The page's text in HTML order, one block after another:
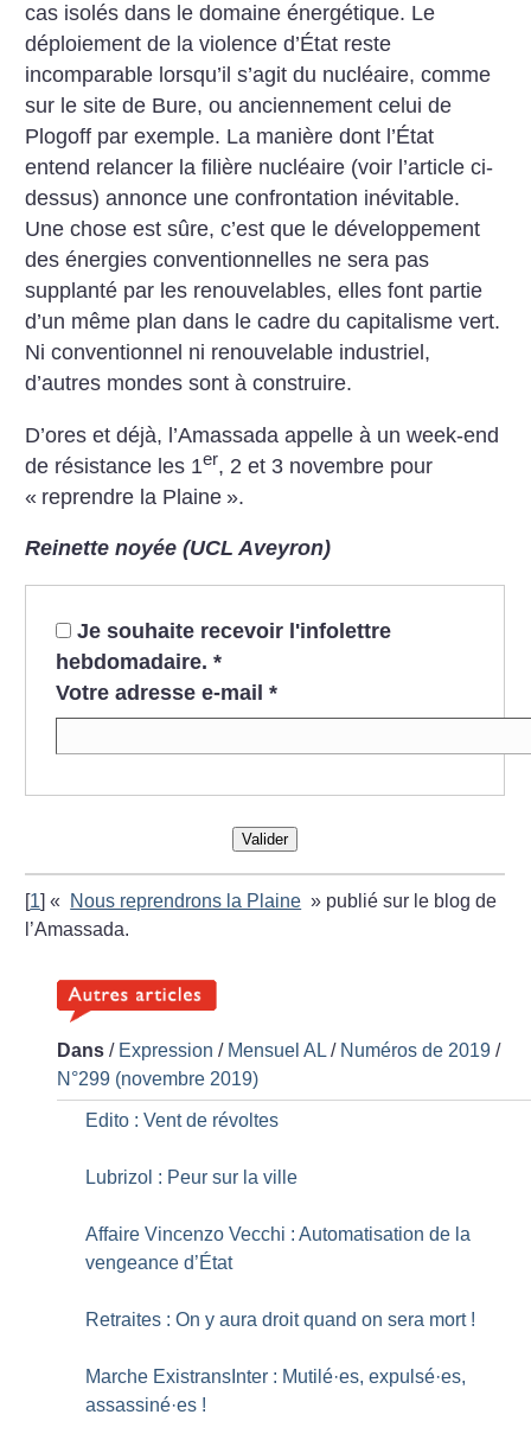
cas isolés dans le domaine énergétique. Le
déploiement de la violence d’État reste
incomparable lorsqu’il s’agit du nucléaire, comme
sur le site de Bure, ou anciennement celui de
Plogoff par exemple. La manière dont l’État
entend relancer la filière nucléaire (voir l’article ci-
dessus) annonce une confrontation inévitable.
Une chose est sûre, c’est que le développement
des énergies conventionnelles ne sera pas
supplanté par les renouvelables, elles font partie
d’un même plan dans le cadre du capitalisme vert.
Ni conventionnel ni renouvelable industriel,
d’autres mondes sont à construire.
D’ores et déjà, l’Amassada appelle à un week-end
de résistance les 1er, 2 et 3 novembre pour
« reprendre la Plaine ».
Reinette noyée (UCL Aveyron)
Je souhaite recevoir l'infolettre
hebdomadaire. *
Votre adresse e-mail *
Valider
[1]« Nous reprendrons la Plaine » publié sur le blog de
l’Amassada.
Dans / Expression / Mensuel AL / Numéros de 2019 /
N°299 (novembre 2019)
Edito : Vent de révoltes
Lubrizol : Peur sur la ville
Affaire Vincenzo Vecchi : Automatisation de la
vengeance d’État
Retraites : On y aura droit quand on sera mort !
Marche ExistransInter : Mutilé·es, expulsé·es,
assassiné·es !